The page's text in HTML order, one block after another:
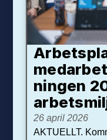
ningen
26 april 2026
AKTUELLT.